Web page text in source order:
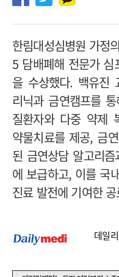
한림대성심병원 가정
5 담배폐해 전문가 심
을 수상했다. 백유진
리닉과 금연캠프를
질환자와 다중 약제
약물치료를 제공, 금
된 금연상담 알고리
에 보급하고, 이를 국
진료 발전에 기여한
데일